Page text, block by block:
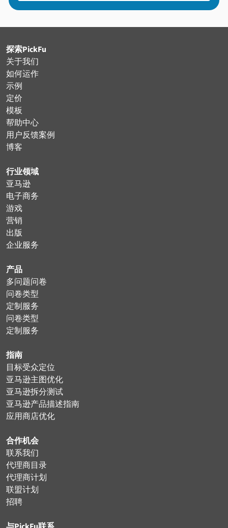
探索PickFu
关于我们
如何运作
示例
定价
模板
帮助中心
用户反馈案例
博客
行业领域
亚马逊
电子商务
游戏
营销
出版
企业服务
产品
多问题问卷
问卷类型
定制服务
问卷类型
定制服务
指南
目标受众定位
亚马逊主图优化
亚马逊拆分测试
亚马逊产品描述指南
应用商店优化
合作机会
联系我们
代理商目录
代理商计划
联盟计划
招聘